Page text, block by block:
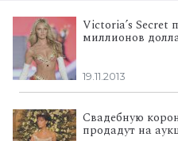
Victoria’s Secret
миллионов
19.11.2013
Свадебную
продадут на